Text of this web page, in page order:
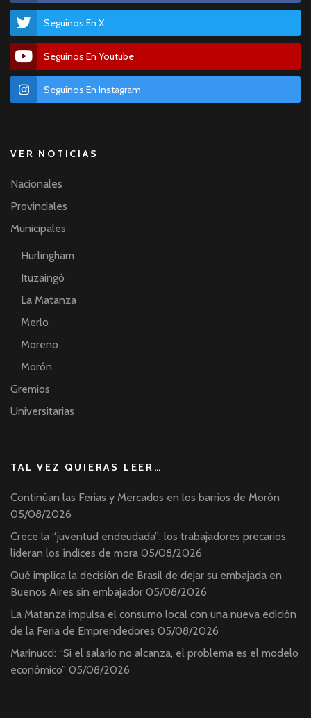
Seguinos En X
Seguinos En Youtube
Seguinos En Instagram
VER NOTICIAS
Nacionales
Provinciales
Municipales
Hurlingham
Ituzaingó
La Matanza
Merlo
Moreno
Morón
Gremios
Universitarias
TAL VEZ QUIERAS LEER…
Continúan las Ferias y Mercados en los barrios de Morón
05/08/2026
Crece la “juventud endeudada”: los trabajadores precarios
lideran los índices de mora 05/08/2026
Qué implica la decisión de Brasil de dejar su embajada en
Buenos Aires sin embajador 05/08/2026
La Matanza impulsa el consumo local con una nueva edición
de la Feria de Emprendedores 05/08/2026
Marinucci: “Si el salario no alcanza, el problema es el modelo
económico” 05/08/2026